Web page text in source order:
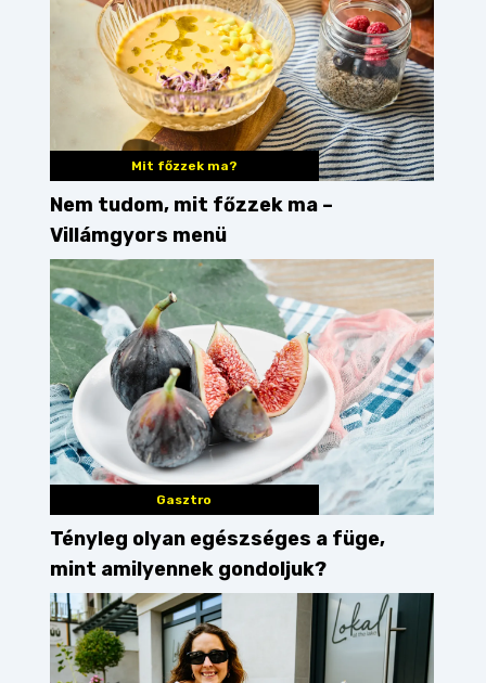
Mit főzzek ma?
Nem tudom, mit főzzek ma –
Villámgyors menü
Gasztro
Tényleg olyan egészséges a füge,
mint amilyennek gondoljuk?